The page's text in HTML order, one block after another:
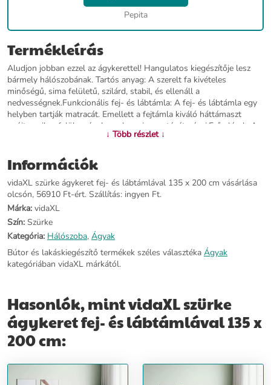
Pepita
Termékleírás
Aludjon jobban ezzel az ágykerettel! Hangulatos kiegészítője lesz
bármely hálószobának. Tartós anyag: A szerelt fa kivételes
minőségű, sima felületű, szilárd, stabil, és ellenáll a
nedvességnek.Funkcionális fej- és lábtámla: A fej- és lábtámla egy
helyben tartják matracát. Emellett a fejtámla kiváló háttámaszt
nyújt, amikor felül az ágyban olvasni vagy tévét nézni.Erős lécek: A
furnérlemez rácsok jó súlyelosztást biztosítanak, így a matrac a
ágy matracot nem tartalmaz. Matracok széles választékát kínáljuk. A
hozzá illő matracot megtekintheti áruházunkban.Színe: szürke
sonoma Ágykeret anyaga: műfa, tömör fenyőfaLéc anyaga:
furnérlemezTeljes mérete: 193 x 138 x 50 cm (Ho x Szé x
Ma)Alkalmas matrac mérete: 135 x 190 cm (Szé x Ho) (a matrac
nincs mellékelve)Összeszerelést igényel: igen
↓ Több részlet ↓
Információk
vidaXL szürke ágykeret fej- és lábtámlával 135 x 200 cm vásárlása
olcsón, 56910 Ft-ért. Szállítás: ingyen Ft.
Márka: vidaXL
Szín: Szürke
Kategória: Hálószoba, Ágyak
Bútor és lakáskiegészítő termékek széles választéka Ágyak
kategóriában vidaXL márkától.
Hasonlók, mint vidaXL szürke
ágykeret fej- és lábtámlával 135 x
200 cm: